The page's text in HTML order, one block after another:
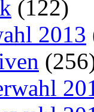
(122)
2013